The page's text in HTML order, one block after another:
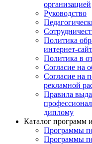
организацией
Руководство
Политика
интернет-
Политика в
Согласие на
Согласие на
рекламной
Правила
диплому
Каталог программ
Программы
Программы